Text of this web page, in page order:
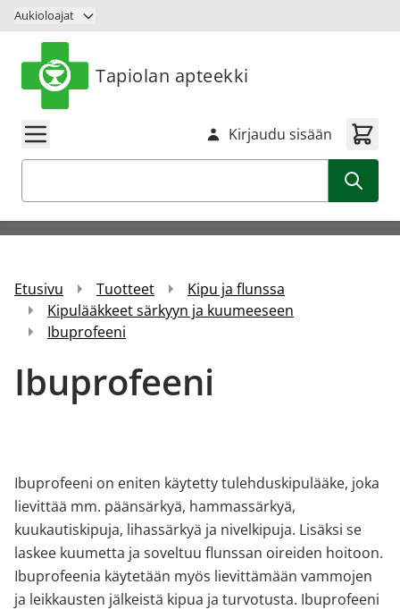
Siirry sisältöön
Aukioloajat
Tapiolan apteekki
Kirjaudu sisään
Etusivu Tuotteet
Kipu ja flunssa
Kipulääkkeet särkyyn ja kuumeeseen
Ibuprofeeni
Ibuprofeeni
Ibuprofeeni on eniten käytetty tulehduskipulääke, joka
lievittää mm. päänsärkyä, hammassärkyä,
kuukautiskipuja, lihassärkyä ja nivelkipuja. Lisäksi se
laskee kuumetta ja soveltuu flunssan oireiden hoitoon.
Ibuprofeenia käytetään myös lievittämään vammojen
ja leikkausten jälkeistä kipua ja turvotusta. Ibuprofeeni